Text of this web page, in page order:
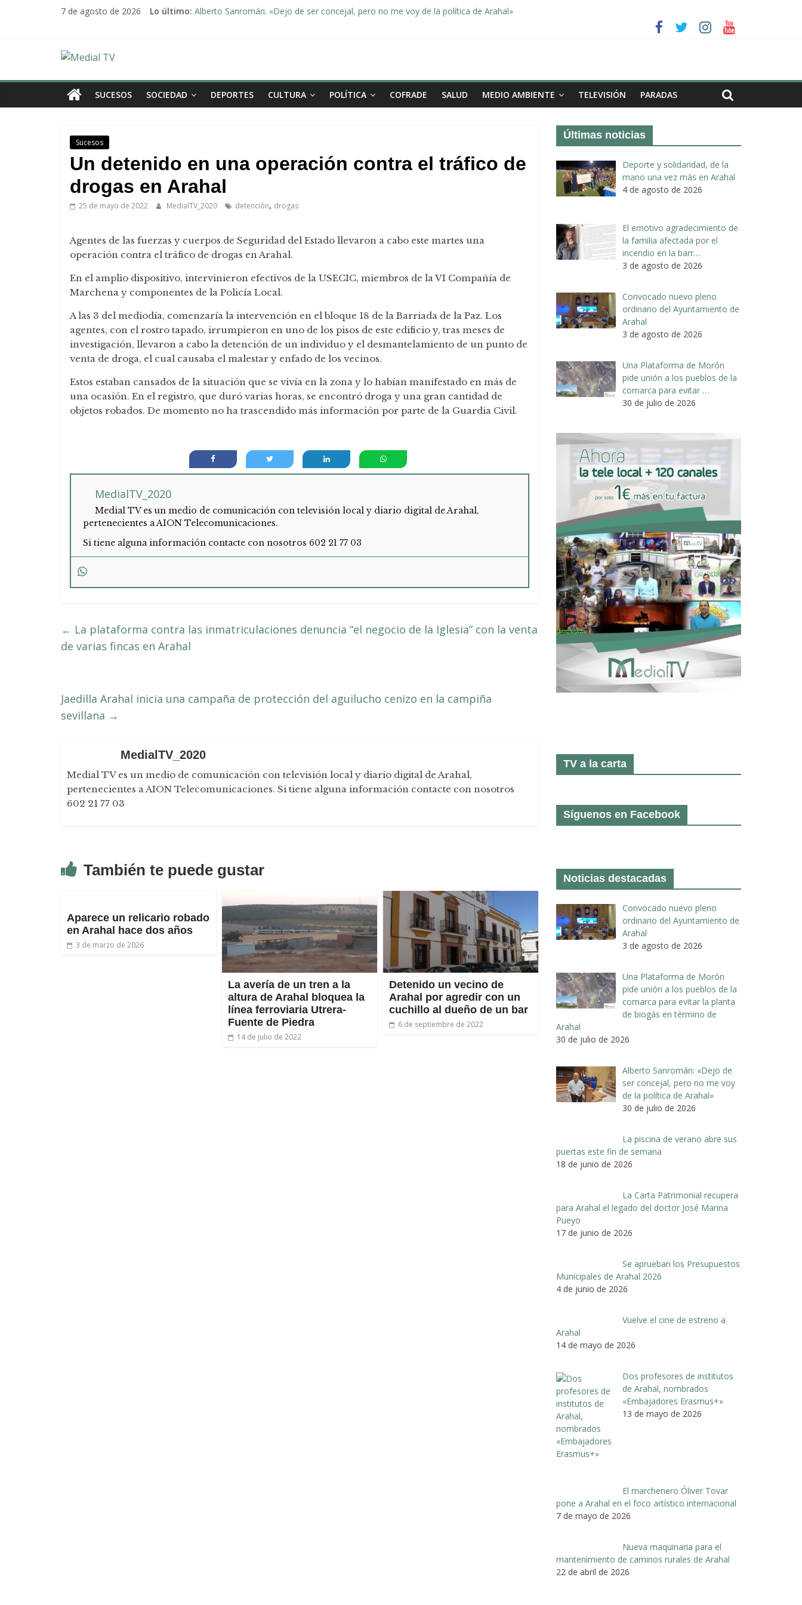
7 de agosto de 2026 Lo último: Alberto Sanromán: «Dejo de ser concejal, pero no me voy de la política de Arahal»
Medial
TV
diario
digital
televisión
de
Arahal
SUCESOS SOCIEDAD DEPORTES CULTURA POLÍTICA COFRADE SALUD MEDIO AMBIENTE TELEVISIÓN PARADAS
Sucesos
Un detenido en una operación contra el tráfico de
drogas en Arahal
25 de mayo de 2022 MedialTV_2020 detención, drogas
Agentes de las fuerzas y cuerpos de Seguridad del Estado llevaron a cabo este martes una
operación contra el tráfico de drogas en Arahal.
En el amplio dispositivo, intervinieron efectivos de la USECIC, miembros de la VI Compañía de
Marchena y componentes de la Policía Local.
A las 3 del mediodía, comenzaría la intervención en el bloque 18 de la Barriada de la Paz. Los
agentes, con el rostro tapado, irrumpieron en uno de los pisos de este edificio y, tras meses de
investigación, llevaron a cabo la detención de un individuo y el desmantelamiento de un punto de
venta de droga, el cual causaba el malestar y enfado de los vecinos.
Estos estaban cansados de la situación que se vivía en la zona y lo habían manifestado en más de
una ocasión. En el registro, que duró varias horas, se encontró droga y una gran cantidad de
objetos robados. De momento no ha trascendido más información por parte de la Guardia Civil.
MedialTV_2020
Medial TV es un medio de comunicación con televisión local y diario digital de Arahal,
pertenecientes a AION Telecomunicaciones.
Si tiene alguna información contacte con nosotros 602 21 77 03
← La plataforma contra las inmatriculaciones denuncia “el negocio de la Iglesia” con la venta
de varias fincas en Arahal
Jaedilla Arahal inicia una campaña de protección del aguilucho cenizo en la campiña
sevillana →
MedialTV_2020
Medial TV es un medio de comunicación con televisión local y diario digital de Arahal,
pertenecientes a AION Telecomunicaciones. Si tiene alguna información contacte con nosotros
602 21 77 03
También te puede gustar
Aparece un relicario robado
en Arahal hace dos años
3 de marzo de 2026
La avería de un tren a la
altura de Arahal bloquea la
línea ferroviaria Utrera-
Fuente de Piedra
14 de julio de 2022
Detenido un vecino de
Arahal por agredir con un
cuchillo al dueño de un bar
6 de septiembre de 2022
Últimas noticias
Deporte y solidaridad, de la
mano una vez más en Arahal
4 de agosto de 2026
El emotivo agradecimiento de
la familia afectada por el
incendio en la barr…
3 de agosto de 2026
Convocado nuevo pleno
ordinario del Ayuntamiento de
Arahal
3 de agosto de 2026
Una Plataforma de Morón
pide unión a los pueblos de la
comarca para evitar …
30 de julio de 2026
TV a la carta
Síguenos en Facebook
Noticias destacadas
Convocado nuevo pleno
ordinario del Ayuntamiento de
Arahal
3 de agosto de 2026
Una Plataforma de Morón
pide unión a los pueblos de la
comarca para evitar la planta
de biogás en término de
Arahal
30 de julio de 2026
Alberto Sanromán: «Dejo de
ser concejal, pero no me voy
de la política de Arahal»
30 de julio de 2026
La piscina de verano abre sus
puertas este fin de semana
18 de junio de 2026
La Carta Patrimonial recupera
para Arahal el legado del doctor José Marina
Pueyo
17 de junio de 2026
Se aprueban los Presupuestos
Municipales de Arahal 2026
4 de junio de 2026
Vuelve el cine de estreno a
Arahal
14 de mayo de 2026
Dos profesores de institutos
de Arahal, nombrados
«Embajadores Erasmus+»
13 de mayo de 2026
El marchenero Óliver Tovar
pone a Arahal en el foco artístico internacional
7 de mayo de 2026
Nueva maquinaria para el
mantenimiento de caminos rurales de Arahal
22 de abril de 2026